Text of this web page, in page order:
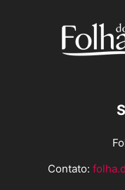
Contato: